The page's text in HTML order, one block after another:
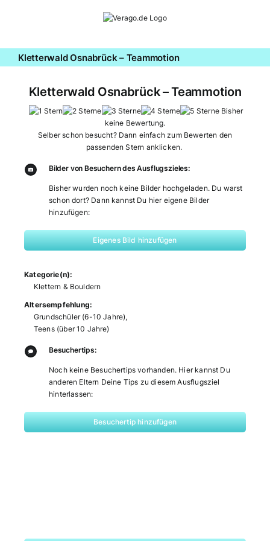
Kletterwald Osnabrück – Teammotion
Kletterwald Osnabrück – Teammotion
Bisher
keine Bewertung.
Selber schon besucht? Dann einfach zum Bewerten den
passenden Stern anklicken.
Bilder von Besuchern des Ausflugszieles:
Bisher wurden noch keine Bilder hochgeladen. Du warst
schon dort? Dann kannst Du hier eigene Bilder
hinzufügen:
Eigenes Bild hinzufügen
Kategorie(n):
Klettern & Bouldern
Altersempfehlung:
Grundschüler (6-10 Jahre),
Teens (über 10 Jahre)
Besuchertips:
Noch keine Besuchertips vorhanden. Hier kannst Du
anderen Eltern Deine Tips zu diesem Ausflugsziel
hinterlassen:
Besuchertip hinzufügen